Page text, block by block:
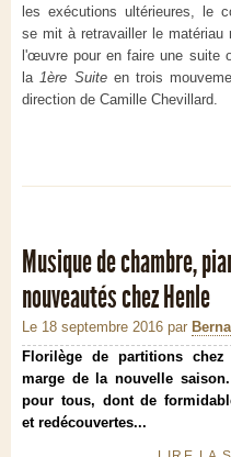
les exécutions ultérieures, le
se mit à retravailler le matériau
l'œuvre pour en faire une suite
la1ère Suiteen trois
direction de Camille Chevillard.
Musique de chambre,
nouveautés chez Henle
Le 18 septembre 2016 par
Florilège de partitions chez
marge de la nouvelle
pour tous, dont de
et redécouvertes...